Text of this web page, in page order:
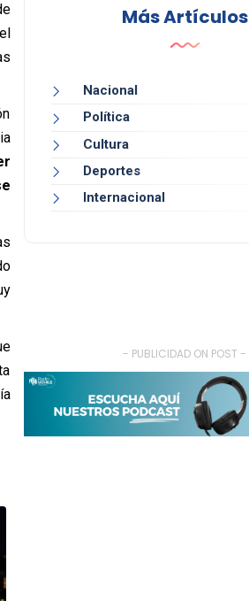
Más Artículos
Nacional
Política
Cultura
Deportes
Internacional
- PUBLICIDAD ON POST -